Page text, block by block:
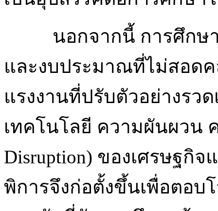
นอกจากนี้ การศึกษ
และงบประมาณที่ไม่สอด
แรงงานที่ปรับตัวอย่างรว
เทคโนโลยี ความผันผวน
Disruption) ของเศรษฐกิ
พิการจึงก่อตั้งขึ้นเพื่อตอบ